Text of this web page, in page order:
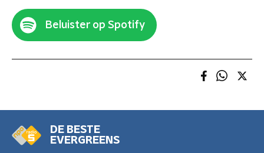
Beluister op Spotify
DE BESTE
EVERGREENS